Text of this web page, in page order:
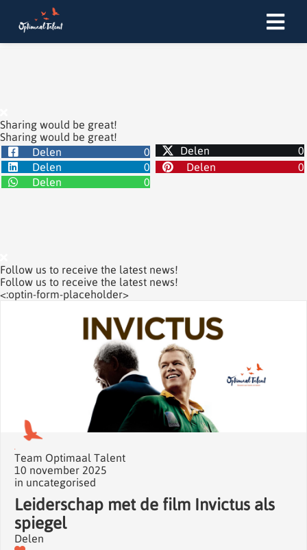
Sharing would be great!
Sharing would be great!
Delen
0 Delen
0
Delen
0 Delen
0
Delen
0
Follow us to receive the latest news!
Follow us to receive the latest news!
<:optin-form-placeholder>
Team Optimaal Talent
10 november 2025
in uncategorised
Leiderschap met de film Invictus als
spiegel
Delen